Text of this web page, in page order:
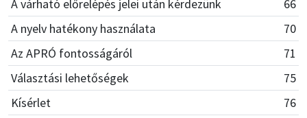
A várható előrelépés jelei után kérdezünk
66
A nyelv hatékony használata
70
Az APRÓ fontosságáról
71
Választási lehetőségek
75
Kísérlet
76